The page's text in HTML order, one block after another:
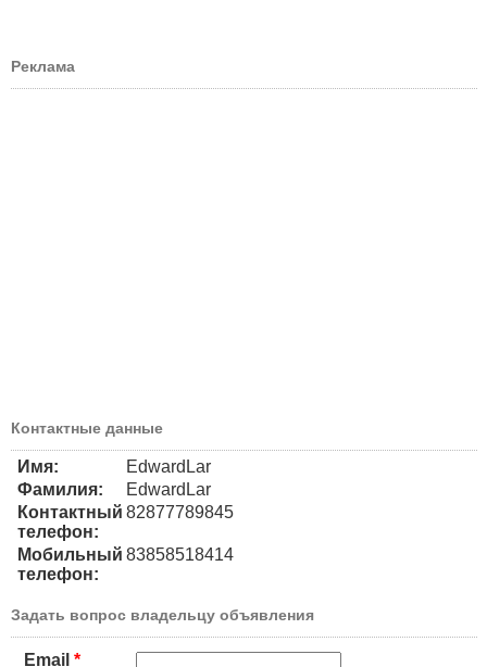
Реклама
Контактные данные
Имя:
EdwardLar
Фамилия:
EdwardLar
Контактный
телефон:
82877789845
Мобильный
телефон:
83858518414
Задать вопрос владельцу объявления
Email *